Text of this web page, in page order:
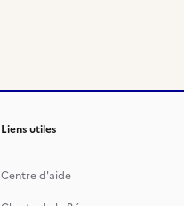
Liens utiles
Centre d'aide